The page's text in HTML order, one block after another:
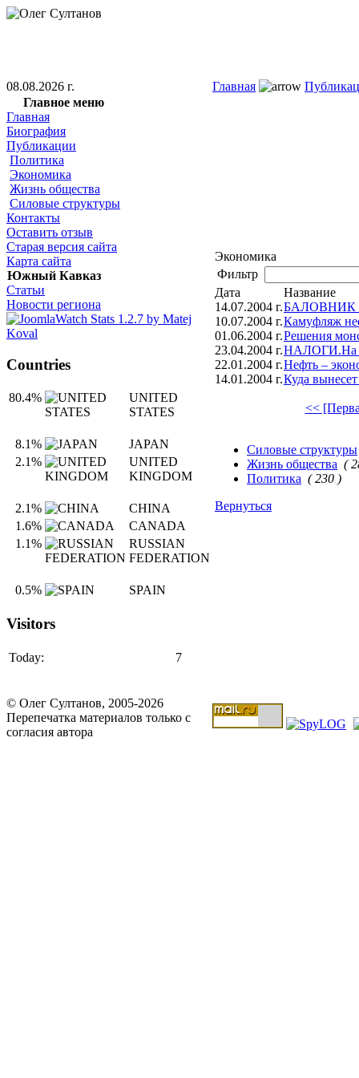
08.08.2026 г. Главная
Главное меню
Главная
Биография
Публикации
Политика
Экономика
Жизнь общества
Силовые структуры
Контакты
Оставить отзыв
Старая версия сайта
Карта сайта
Южный Кавказ
Статьи
Новости региона
Countries
80.4%
UNITED
STATES
8.1%
JAPAN
2.1%
UNITED
KINGDOM
2.1%
CHINA
1.6%
CANADA
1.1%
RUSSIAN
FEDERATION
0.5% SPAIN
Visitors
Today: 7
Экономика
Фильтр
Дата
Название
14.07.2004 г.БАЛОВНИК
10.07.2004 г.Камуфляж
01.06.2004 г.Решения
23.04.2004 г.НАЛОГИ.На
22.01.2004 г.Нефть –
14.01.2004 г.Куда
<<
Силовые структуры
Жизнь общества (
Политика ( 230 )
Вернуться
© Олег Султанов, 2005-2026
Перепечатка материалов только с
согласия автора